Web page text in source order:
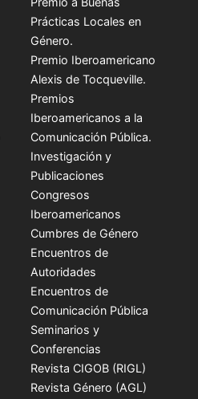
Prácticas Locales en
Género.
Premio Iberoamericano
Alexis de Tocqueville.
Premios
Iberoamericanos a la
Comunicación Pública.
Investigación y
Publicaciones
Congresos
Iberoamericanos
Cumbres de Género
Encuentros de
Autoridades
Encuentros de
Comunicación Pública
Seminarios y
Conferencias
Revista CIGOB (RIGL)
Revista Género (AGL)